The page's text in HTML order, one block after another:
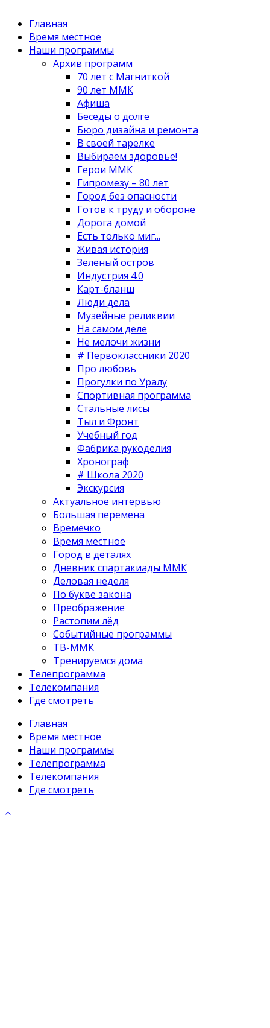
Главная
Время местное
Наши программы
Архив программ
70 лет с Магниткой
90 лет ММК
Афиша
Беседы о долге
Бюро дизайна и ремонта
В своей тарелке
Выбираем здоровье!
Герои ММК
Гипромезу – 80 лет
Город без опасности
Готов к труду и обороне
Дорога домой
Есть только миг...
Живая история
Зеленый остров
Индустрия 4.0
Карт-бланш
Люди дела
Музейные реликвии
На самом деле
Не мелочи жизни
# Первоклассники 2020
Про любовь
Прогулки по Уралу
Спортивная программа
Стальные лисы
Тыл и Фронт
Учебный год
Фабрика рукоделия
Хронограф
# Школа 2020
Экскурсия
Актуальное интервью
Большая перемена
Времечко
Время местное
Город в деталях
Дневник спартакиады ММК
Деловая неделя
По букве закона
Преображение
Растопим лёд
Событийные программы
ТВ-ММК
Тренируемся дома
Телепрограмма
Телекомпания
Где смотреть
Главная
Время местное
Наши программы
Телепрограмма
Телекомпания
Где смотреть